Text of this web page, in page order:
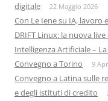
digitale
22 Maggio 2026
Con Le Iene su IA, lavoro
DRIFT Linux: la nuova
Intelligenza Artificiale –
Convegno a Torino
9
Convegno a Latina sulle
e degli istituti di credito